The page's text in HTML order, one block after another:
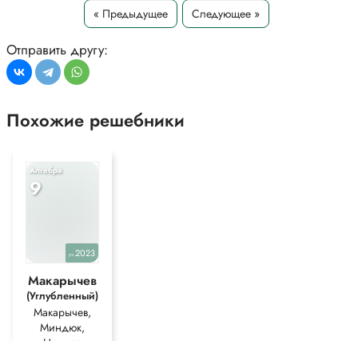
Задание учебника 2024 года
Известно, что (сn) — последовательность, все члены которой с
нечётными номерами равны -1, а с чётными равны 0. Выпишите
первые восемь членов этой последовательности. Найдите с10,С25,
С200, С253, С2k, C2k + 1 (k— произвольное натуральное число).
для более полного понимания решения.
« Предыдущее Следующее »
Отправить другу:
Похожие решебники
Алгебра
9
уч.2023
Макарычев
(Углубленный)
Макарычев,
Миндюк,